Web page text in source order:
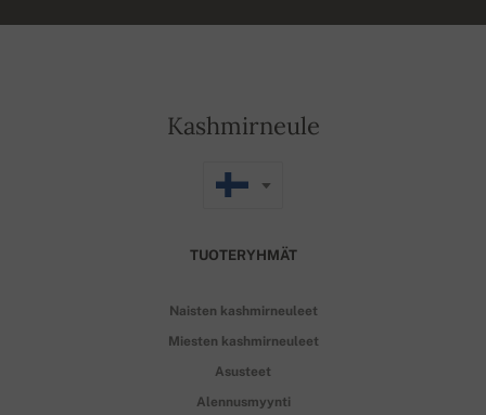
Kashmirneule
TUOTERYHMÄT
Naisten kashmirneuleet
Miesten kashmirneuleet
Asusteet
Alennusmyynti